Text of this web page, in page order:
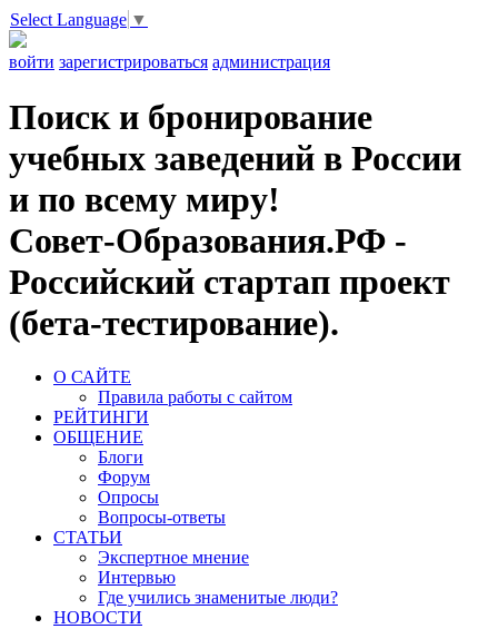
Select Language ▼
войти зарегистрироваться администрация
Поиск и бронирование
учебных заведений в России
и по всему миру!
Совет-Образования.РФ -
Российский стартап проект
(бета-тестирование).
О САЙТЕ
Правила работы с сайтом
РЕЙТИНГИ
ОБЩЕНИЕ
Блоги
Форум
Опросы
Вопросы-ответы
СТАТЬИ
Экспертное мнение
Интервью
Где учились знаменитые люди?
НОВОСТИ